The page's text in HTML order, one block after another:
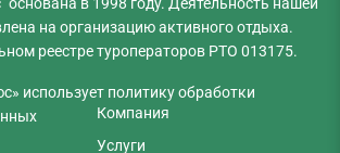
на организацию активного отдыха.
реестре туроператоров РТО 013175.
использует политику обработки
Компания
Услуги